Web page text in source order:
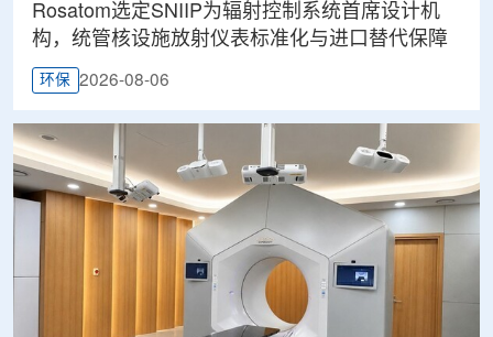
Rosatom选定SNIIP为辐射控制系统首席设计机
构，统管核设施放射仪表标准化与进口替代保障
环保 2026-08-06